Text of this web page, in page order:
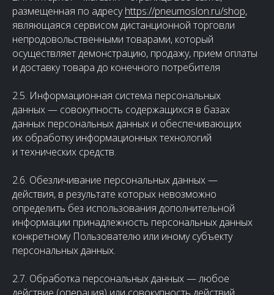
размещенная по адресуhttps://pneumoslon.ru/shop,
являющаяся сервисом дистанционной торговли
непродовольственными товарами, который
осуществляет демонстрацию, продажу, прием оплаты
и доставку товара до конечного потребителя
2.5. Информационная система персональных
данных — совокупность содержащихся в базах
данных персональных данных и обеспечивающих
их обработку информационных технологий
и технических средств.
2.6. Обезличивание персональных данных —
действия, в результате которых невозможно
определить без использования дополнительной
информации принадлежность персональных данных
конкретному Пользователю или иному субъекту
персональных данных.
2.7. Обработка персональных данных — любое